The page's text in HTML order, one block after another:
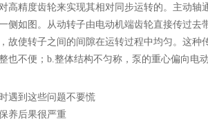
精度齿轮来实现其相对同步运转的。主动轴
侧如图。从动转子由电动机端齿轮直接传过去
故使转子之间的间隙在运转过程中均匀。这种
也不便；b.整体结构不匀称，泵的重心偏向电
遇到这些问题不要慌
养后果很严重